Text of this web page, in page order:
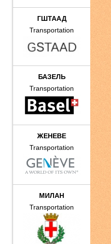
ГШТААД
Transportation
БАЗЕЛЬ
Transportation
ЖЕНЕВЕ
Transportation
МИЛАН
Transportation